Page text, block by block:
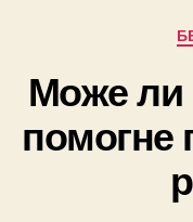
Може ли
помогне